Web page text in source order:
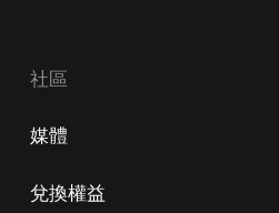
社區
媒體
兌換權益